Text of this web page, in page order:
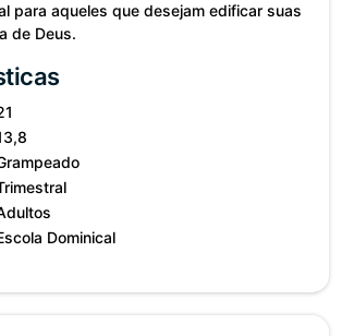
para aqueles que desejam edificar suas
de Deus.
Dominical